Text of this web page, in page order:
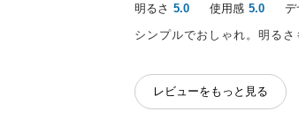
明るさ 5.0 使用感 5.0 デ
シンプルでおしゃれ。明る
レビューをもっと見る